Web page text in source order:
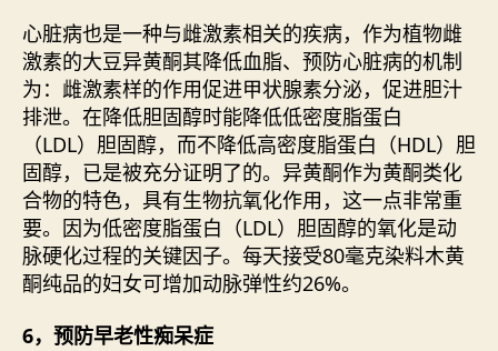
心脏病也是一种与雌激素相关的疾病，作为植物雌
激素的大豆异黄酮其降低血脂、预防心脏病的机制
为：雌激素样的作用促进甲状腺素分泌，促进胆汁
排泄。在降低胆固醇时能降低低密度脂蛋白
（LDL）胆固醇，而不降低高密度脂蛋白（HDL）胆
固醇，已是被充分证明了的。异黄酮作为黄酮类化
合物的特色，具有生物抗氧化作用，这一点非常重
要。因为低密度脂蛋白（LDL）胆固醇的氧化是动
脉硬化过程的关键因子。每天接受80毫克染料木黄
酮纯品的妇女可增加动脉弹性约26%。
6，预防早老性痴呆症